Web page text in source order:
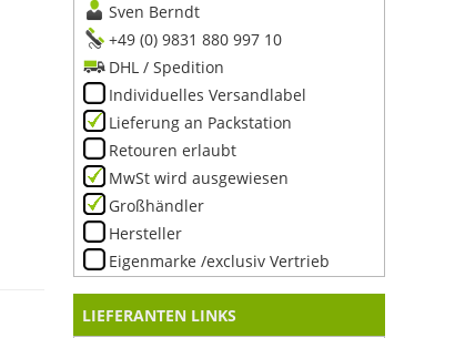
Sven Berndt
+49 (0) 9831 880 997 10
DHL / Spedition
Individuelles Versandlabel
Lieferung an Packstation
Retouren erlaubt
MwSt wird ausgewiesen
Großhändler
Hersteller
Eigenmarke /exclusiv Vertrieb
LIEFERANTEN LINKS